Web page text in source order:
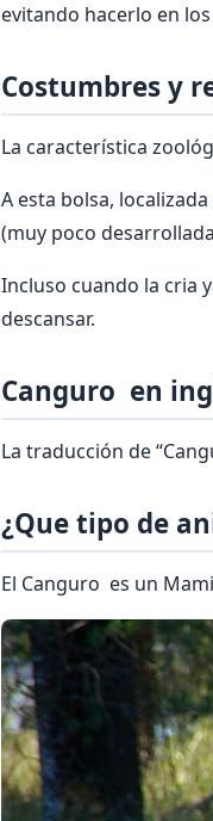
evitando hacerlo en
Costumbres y
La característica
A esta bolsa,
(muy poco
Incluso cuando la cria
descansar.
Canguro en
La traducción de
¿Que tipo de
El Canguro es un